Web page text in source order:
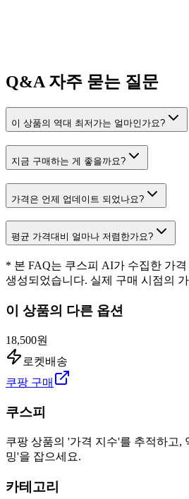
Q&A자주 묻는 질문
이 상품의 역대 최저가는 얼마인가요?
지금 구매하는 게 좋을까요?
가격은 언제 업데이트 되었나요?
평균 가격대비 얼마나 저렴한가요?
* 본 FAQ는 쿠스피 AI가 수집한 가
생성되었습니다. 실제 구매 시점의
이 상품의 다른 옵션
18,500원
로켓배송
쿠팡 구매
쿠스피
쿠팡 상품의 '가격 지수'를 추적하고,
밍'을 잡으세요.
카테고리